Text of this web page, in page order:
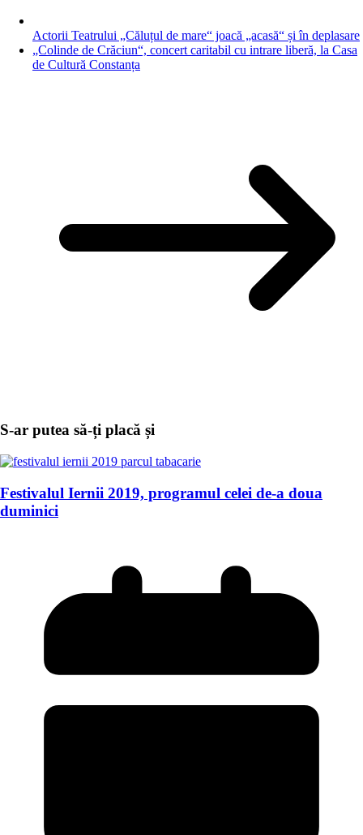
Actorii Teatrului „Căluțul de mare“ joacă „acasă“ și în deplasare
„Colinde de Crăciun“, concert caritabil cu intrare liberă, la Casa
de Cultură Constanța
S-ar putea să-ți placă și
Festivalul Iernii 2019, programul celei de-a doua
duminici